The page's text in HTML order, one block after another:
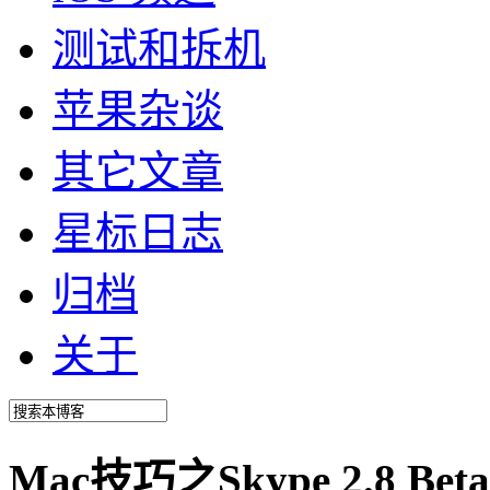
测试和拆机
苹果杂谈
其它文章
星标日志
归档
关于
Mac技巧之Skype 2.8